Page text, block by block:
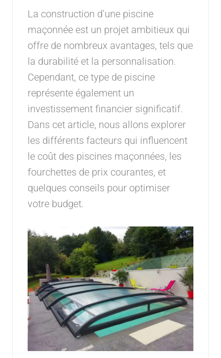
La construction d’une piscine
maçonnée est un projet ambitieux qui
offre de nombreux avantages, tels que
la durabilité et la personnalisation.
Cependant, ce type de piscine
représente également un
investissement financier significatif.
Dans cet article, nous allons explorer
les différents facteurs qui influencent
le coût des piscines maçonnées, les
fourchettes de prix courantes, et
quelques conseils pour optimiser
votre budget.